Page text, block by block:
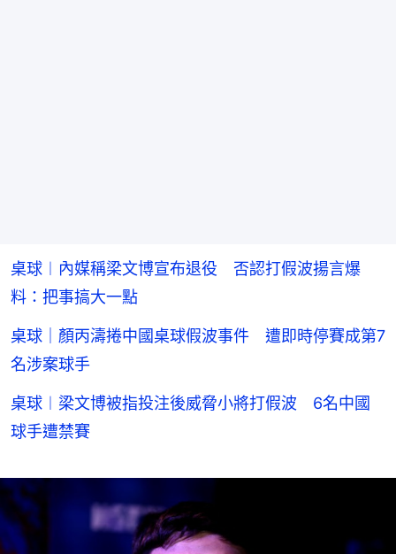
桌球︱內媒稱梁文博宣布退役 否認打假波揚言爆
料：把事搞大一點
桌球｜顏丙濤捲中國桌球假波事件 遭即時停賽成第7
名涉案球手
桌球︱梁文博被指投注後威脅小將打假波 6名中國
球手遭禁賽